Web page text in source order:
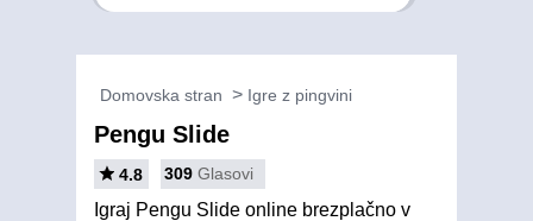
Domovska stran Igre z pingvini
Pengu Slide
4.8 309 Glasovi
Igraj Pengu Slide online brezplačno v